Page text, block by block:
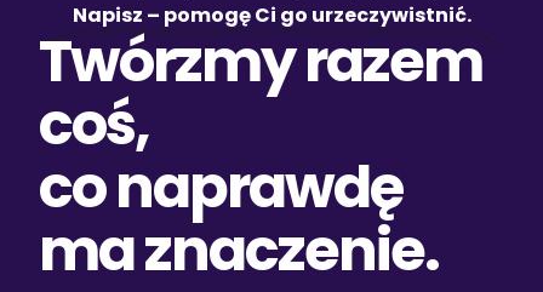
Napisz – pomogę Ci go urzeczywistnić.
Twórzmy razem
coś,
co naprawdę
ma znaczenie.